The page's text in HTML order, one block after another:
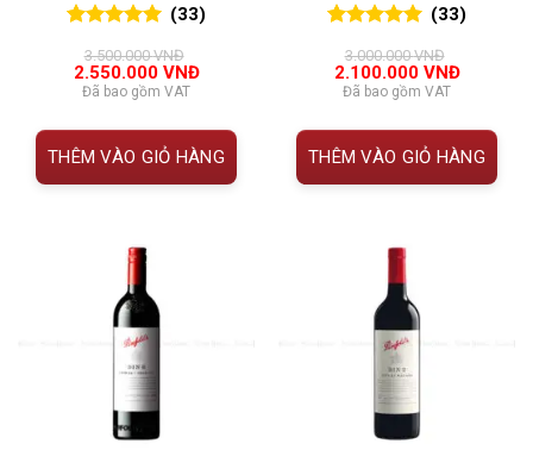
đánh giá
(33)
3.500.000VNĐ
Giá
gốc
3.500.000 VNĐ.
2.550.000 VNĐGiá
là:
2.550.000 VNĐ.
Đã bao gồm VAT
THÊM VÀO GIỎ HÀNG
đánh giá
(33)
3.000.000VNĐ
Giá
gốc
3.000.000 VNĐ.
2.100.000 VNĐGiá
là:
Đã bao gồm VAT
THÊM VÀO GIỎ HÀNG